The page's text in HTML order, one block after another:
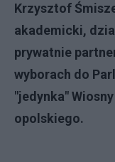
Krzysztof
akademicki,
prywatnie
wyborach do
"jedynka"
opolskiego.